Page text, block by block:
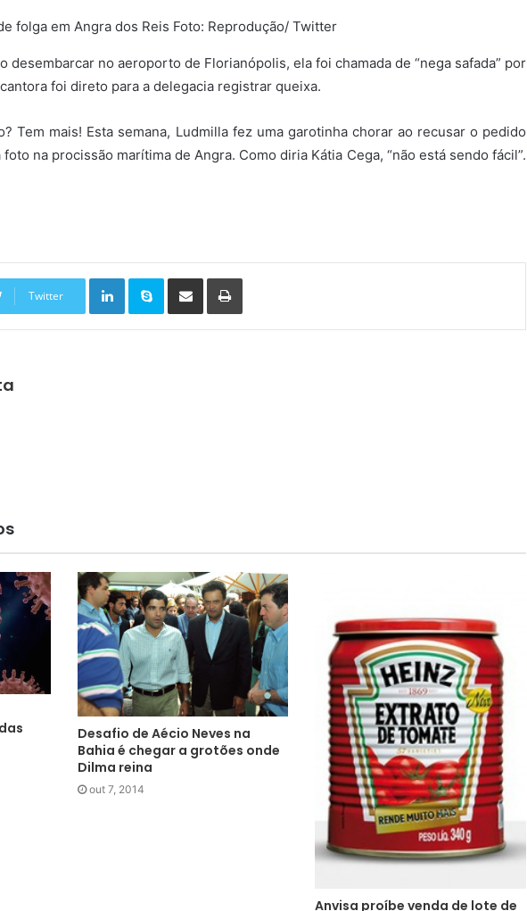
folga em Angra dos Reis Foto: Reprodução/ Twitter
desembarcar no aeroporto de Florianópolis, ela foi chamada de “nega safada” por
foi direto para a delegacia registrar queixa.
Tem mais! Esta semana, Ludmilla fez uma garotinha chorar ao recusar o pedido
na procissão marítima de Angra. Como diria Kátia Cega, “não está sendo fácil”.
Twitter
Linkedin Skype
Desafio de Aécio Neves na
Bahia é chegar a grotões onde
Dilma reina
out 7, 2014
Anvisa proíbe venda de lote de